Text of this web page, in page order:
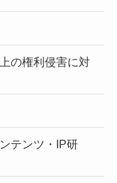
の権利侵害に対
テンツ・IP研